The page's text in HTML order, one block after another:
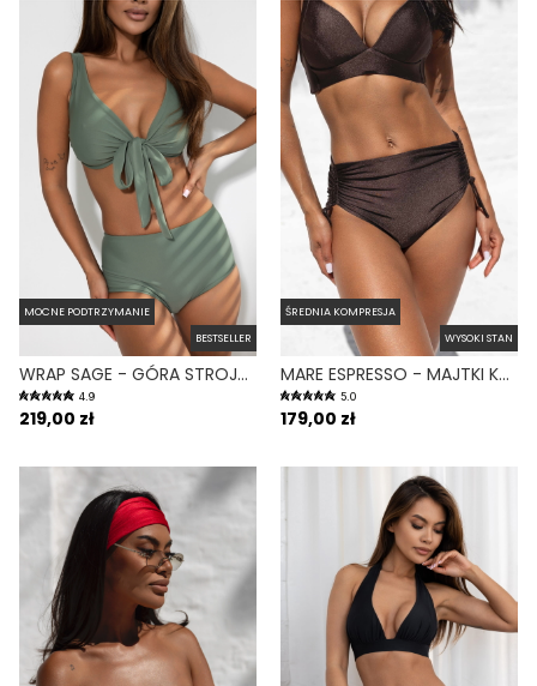
MOCNE PODTRZYMANIE
BESTSELLER
WRAP SAGE - GÓRA STROJU KĄPIELOWEGO NA DUŻY BIUST REGULOWANY OBWÓD ZIELONY
4.9
219,00 zł
ŚREDNIA KOMPRESJA
WYSOKI STAN
MARE ESPRESSO - MAJTKI KĄPIELOWE NA DUŻY BRZUCH WYSOKI STAN BRĄZOWY
5.0
179,00 zł